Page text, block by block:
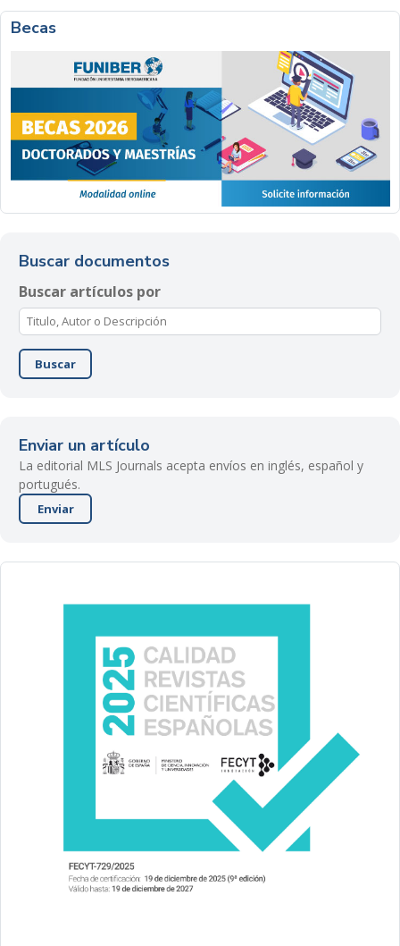
Becas
Buscar documentos
Buscar artículos por
Buscar
Enviar un artículo
La editorial MLS Journals acepta envíos en inglés, español y
portugués.
Enviar